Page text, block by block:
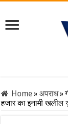
Home» अपराध»
हजार का इनामी खलील